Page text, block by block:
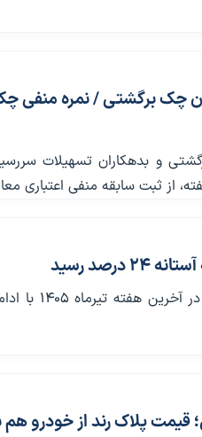
چک برگشتی / نمره منفی
و بدهکاران تسهیلات
از ثبت سابقه منفی اعتباری
درصد رسید
قیمت پلاک رند از خودرو